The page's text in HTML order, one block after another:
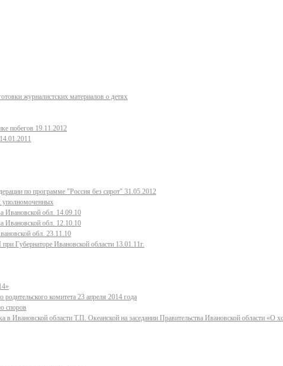
журналистских материалов о детях
побегов 19.11.2012
по программе "Россия без сирот" 31.05.2012
уполномоченных
Ивановской обл. 14.09.10
Ивановской обл. 12.10.10
обл. 23.11.10
Губернаторе Ивановской области 13.01.11г.
комитета 23 апреля 2014 года
споров
Ивановской области Т.П. Океанской на заседании Правительства Ивановской области «О